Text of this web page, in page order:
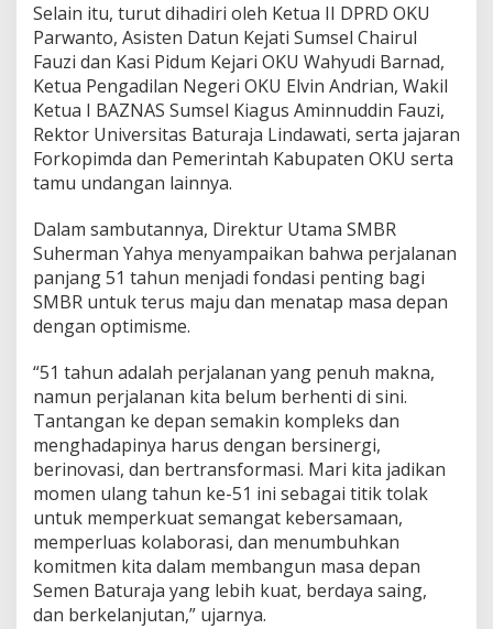
Selain itu, turut dihadiri oleh Ketua II DPRD OKU
Parwanto, Asisten Datun Kejati Sumsel Chairul
Fauzi dan Kasi Pidum Kejari OKU Wahyudi Barnad,
Ketua Pengadilan Negeri OKU Elvin Andrian, Wakil
Ketua I BAZNAS Sumsel Kiagus Aminnuddin Fauzi,
Rektor Universitas Baturaja Lindawati, serta jajaran
Forkopimda dan Pemerintah Kabupaten OKU serta
tamu undangan lainnya.
Dalam sambutannya, Direktur Utama SMBR
Suherman Yahya menyampaikan bahwa perjalanan
panjang 51 tahun menjadi fondasi penting bagi
SMBR untuk terus maju dan menatap masa depan
dengan optimisme.
“51 tahun adalah perjalanan yang penuh makna,
namun perjalanan kita belum berhenti di sini.
Tantangan ke depan semakin kompleks dan
menghadapinya harus dengan bersinergi,
berinovasi, dan bertransformasi. Mari kita jadikan
momen ulang tahun ke-51 ini sebagai titik tolak
untuk memperkuat semangat kebersamaan,
memperluas kolaborasi, dan menumbuhkan
komitmen kita dalam membangun masa depan
Semen Baturaja yang lebih kuat, berdaya saing,
dan berkelanjutan,” ujarnya.